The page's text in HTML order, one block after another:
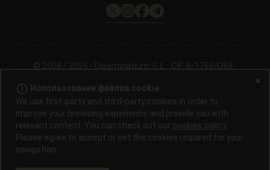
Email: info@philosopherseeds.com
© 2008 / 2026 - Diseminatium, S.L. · CIF: B-17664368 ·
конфеденциальности
Проращивание семян конопли запрещено законом в большинстве
стран. Узнайте это перед покупкой. В странах, где проращивание
нелегально, семена можно приобрести только в качестве сувениров,
для кормления птиц или в качестве резерва для генетических
error_outline Использование файлов cookie
We use first-party and third-party cookies in order to
improve your browsing experience and provide you with
relevant content. You can check out our cookies policy
Please agree to accept or set the cookies required for your
navigation: